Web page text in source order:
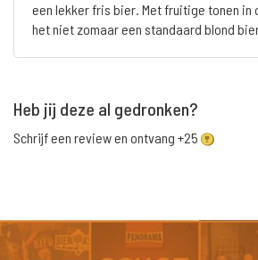
een lekker fris bier. Met fruitige tonen
het niet zomaar een standaard blond
Heb jij deze al gedronken?
Schrijf een review en ontvang +25